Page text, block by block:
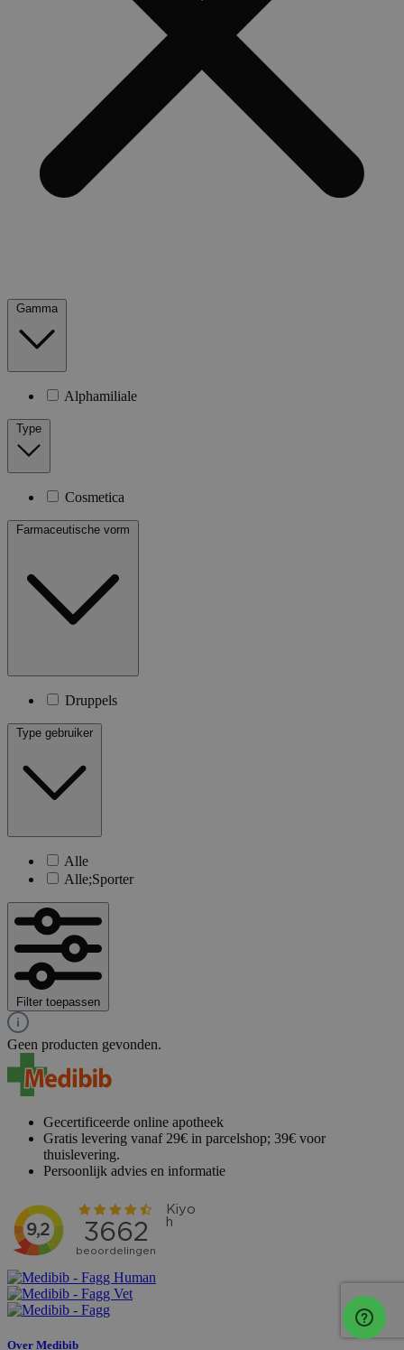
Gamma
Alphamiliale
Type
Cosmetica
Farmaceutische vorm
Druppels
Type gebruiker
Alle
Alle;Sporter
Filter toepassen
Geen producten gevonden.
Gecertificeerde online apotheek
Gratis levering vanaf 29€ in parcelshop; 39€ voor
thuislevering.
Persoonlijk advies en informatie
Over Medibib